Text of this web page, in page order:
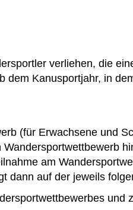
verliehen, die
dem Kanusportjahr, in
(für Erwachsene und
am
dann auf der jeweils